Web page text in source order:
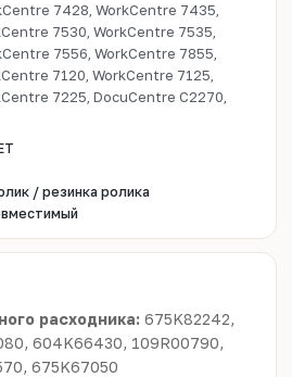
7428, WorkCentre 7435,
7530, WorkCentre 7535,
7556, WorkCentre 7855,
7120, WorkCentre 7125,
7225, DocuCentre C2270,
/ резинка ролика
расходника: 675K82242,
604K66430, 109R00790,
675K67050